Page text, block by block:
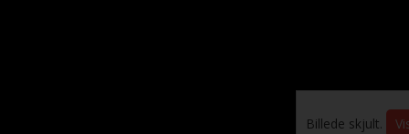
Billede skjult.